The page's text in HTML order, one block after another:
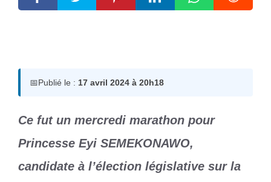
📅Publié le : 17 avril 2024 à 20h18
Ce fut un mercredi marathon pour
Princesse Eyi SEMEKONAWO,
candidate à l’élection législative sur la